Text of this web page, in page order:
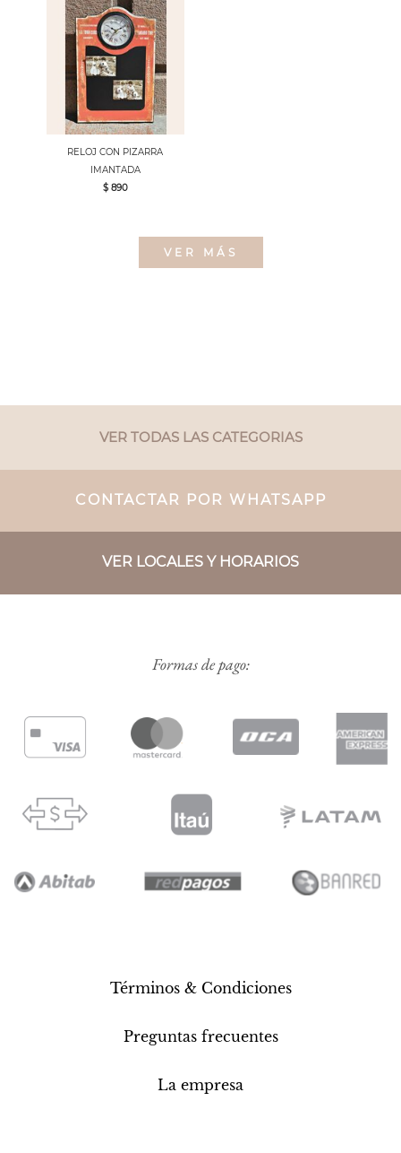
RELOJ CON PIZARRA
IMANTADA
$ 890
VER MÁS
VER TODAS LAS CATEGORIAS
CONTACTAR POR WHATSAPP
VER LOCALES Y HORARIOS
Formas de pago:
Términos & Condiciones
Preguntas frecuentes
La empresa